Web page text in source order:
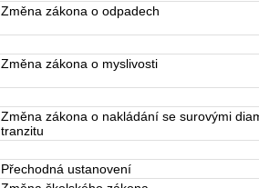
Změna zákona o odpadech
Změna zákona o myslivosti
Změna zákona o nakládání se surovými
tranzitu
Přechodná ustanovení